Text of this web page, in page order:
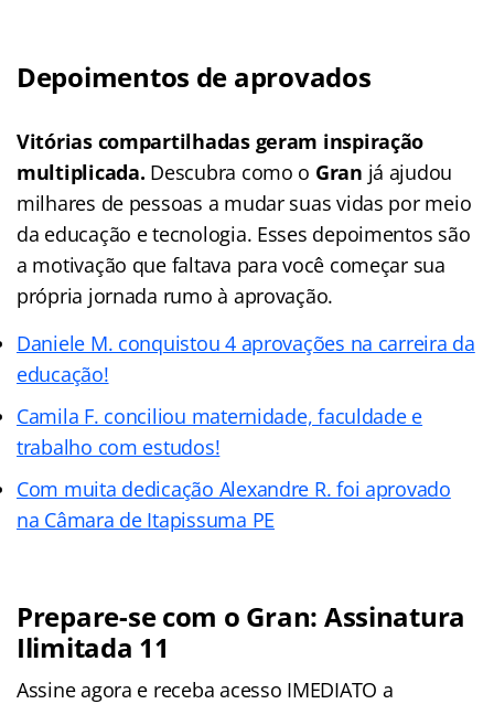
Depoimentos de aprovados
Vitórias compartilhadas geram inspiração
multiplicada. Descubra como o Gran já ajudou
milhares de pessoas a mudar suas vidas por meio
da educação e tecnologia. Esses depoimentos são
a motivação que faltava para você começar sua
própria jornada rumo à aprovação.
Daniele M. conquistou 4 aprovações na carreira da
educação!
Camila F. conciliou maternidade, faculdade e
trabalho com estudos!
Com muita dedicação Alexandre R. foi aprovado
na Câmara de Itapissuma PE
Prepare-se com o Gran: Assinatura
Ilimitada 11
Assine agora e receba acesso IMEDIATO a